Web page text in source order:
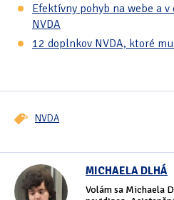
Efektívny pohyb na webe a
NVDA
12 doplnkov NVDA, ktoré
NVDA
MICHAELA DLHÁ
Volám sa Michaela